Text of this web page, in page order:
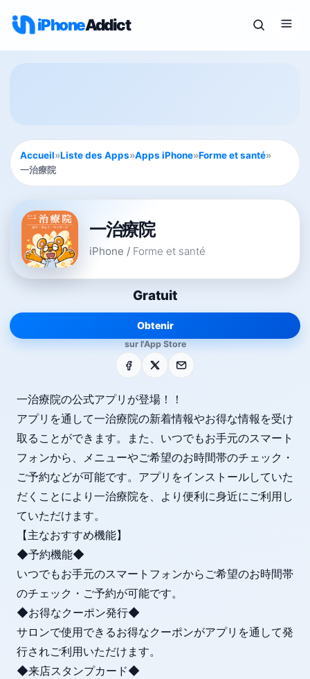
iPhoneAddict
Accueil»Liste des Apps»Apps iPhone»Forme et santé»
一治療院
一治療院
iPhone / Forme et santé
Gratuit
Obtenir
sur l'App Store
Facebook E-mail
一治療院の公式アプリが登場！！
アプリを通して一治療院の新着情報やお得な情報を受け
取ることができます。また、いつでもお手元のスマート
フォンから、メニューやご希望のお時間帯のチェック・
ご予約などが可能です。アプリをインストールしていた
だくことにより一治療院を、より便利に身近にご利用し
ていただけます。
【主なおすすめ機能】
◆予約機能◆
いつでもお手元のスマートフォンからご希望のお時間帯
のチェック・ご予約が可能です。
◆お得なクーポン発行◆
サロンで使用できるお得なクーポンがアプリを通して発
行されご利用いただけます。
◆来店スタンプカード◆